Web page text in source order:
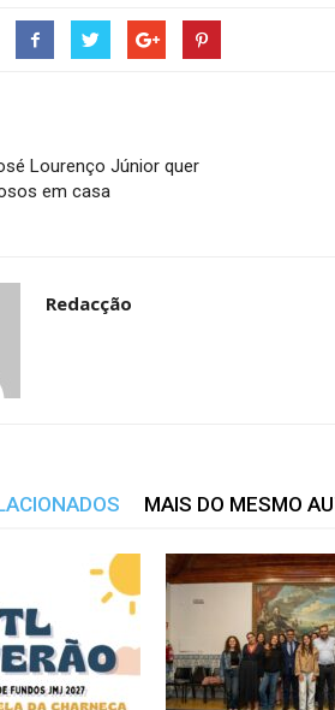
Lourenço Júnior quer
em casa
Redacção
MAIS DO MESMO